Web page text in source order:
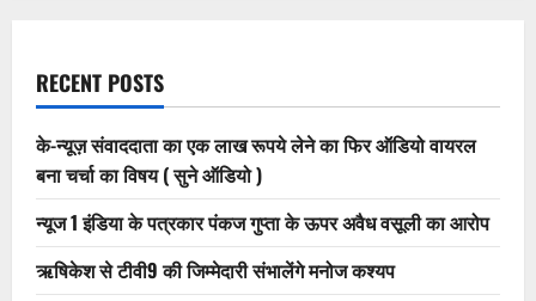
RECENT POSTS
के-न्यूज़ संवाददाता का एक लाख रूपये लेने का फिर ऑडियो वायरल
बना चर्चा का विषय ( सुने ऑडियो )
न्यूज 1 इंडिया के पत्रकार पंकज गुप्ता के ऊपर अवैध वसूली का आरोप
ऋषिकेश से टीवी9 की जिम्मेदारी संभालेंगे मनोज कश्यप